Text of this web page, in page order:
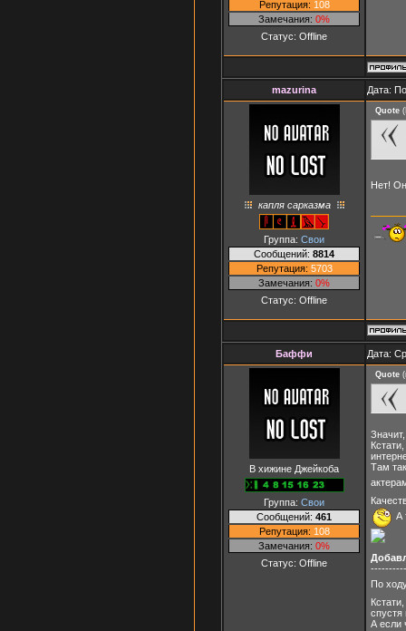
Репутация: 108
Замечания: 0%
Статус: Offline
mazurina Дата:
капля сарказма
Группа: Свои
Сообщений: 8814
Репутация: 5703
Замечания: 0%
Статус: Offline
Quote (
Нет!
Баффи Дата:
В хижине Джейкоба
Группа: Свои
Сообщений: 461
Репутация: 108
Замечания: 0%
Статус: Offline
Quote (
Там
А
По
спустя
А если